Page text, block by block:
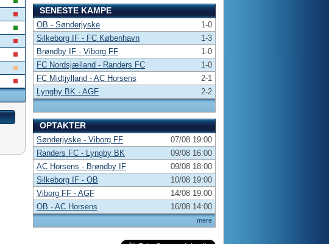
SENESTE KAMPE
OB - Sønderjyske
1-0
Silkeborg IF - FC København
1-3
Brøndby IF - Viborg FF
1-0
FC Nordsjælland - Randers FC
1-0
FC Midtjylland - AC Horsens
2-1
Lyngby BK - AGF
2-2
OPTAKTER
mere
Sønderjyske - Viborg FF
07/08 19:00
Randers FC - Lyngby BK
09/08 16:00
AC Horsens - Brøndby IF
09/08 18:00
Silkeborg IF - OB
10/08 19:00
Viborg FF - AGF
14/08 19:00
OB - AC Horsens
16/08 14:00